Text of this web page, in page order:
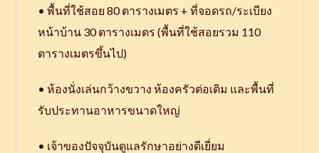
• พื้นที่ใช้สอย 80 ตารางเมตร + ที่จอดรถ/ระเบียง
หน้าบ้าน 30 ตารางเมตร (พื้นที่ใช้สอยรวม 110
ตารางเมตรขึ้นไป)
• ห้องนั่งเล่นกว้างขวาง ห้องครัวต่อเติม และพื้นที่
รับประทานอาหารขนาดใหญ่
• เจ้าของปัจจุบันดูแลรักษาอย่างดีเยี่ยม